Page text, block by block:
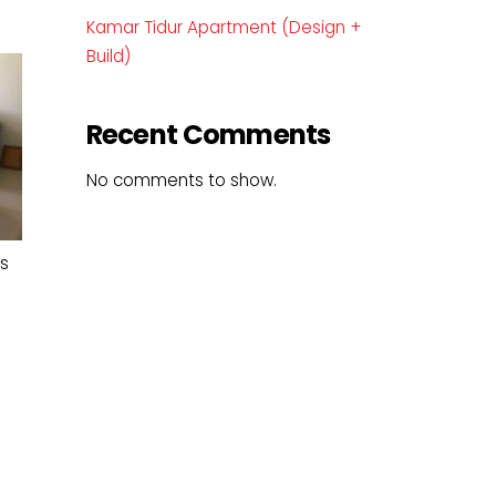
Kamar Tidur Apartment (Design +
Build)
Recent Comments
No comments to show.